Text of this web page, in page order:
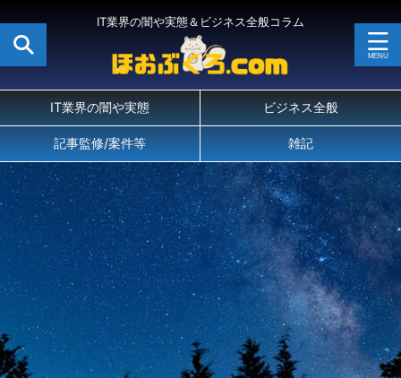
IT業界の闇や実態＆ビジネス全般コラム
IT業界の闇や実態 ビジネス全般
記事監修/案件等 雑記